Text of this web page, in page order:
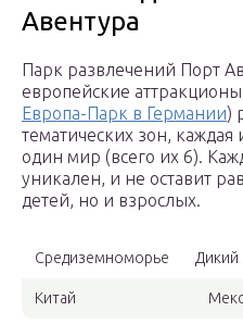
Авентура
Парк развлечений Порт
европейские
Европа-Парк в Германии)
тематических зон, каждая
один мир (всего их 6).
уникален, и не оставит
детей, но и взрослых.
Средиземноморье Дикий
Китай